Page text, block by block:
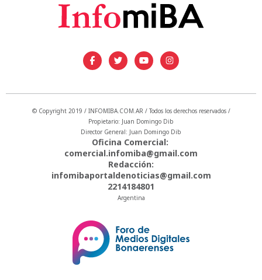
© Copyright 2019 / INFOMIBA.COM.AR / Todos los derechos reservados /
Propietario: Juan Domingo Dib
Director General: Juan Domingo Dib
Oficina Comercial:
comercial.infomiba@gmail.com
Redacción:
infomibaportaldenoticias@gmail.com
2214184801
Argentina